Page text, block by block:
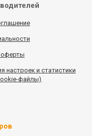
оферты
настроек и статистики
файлы)